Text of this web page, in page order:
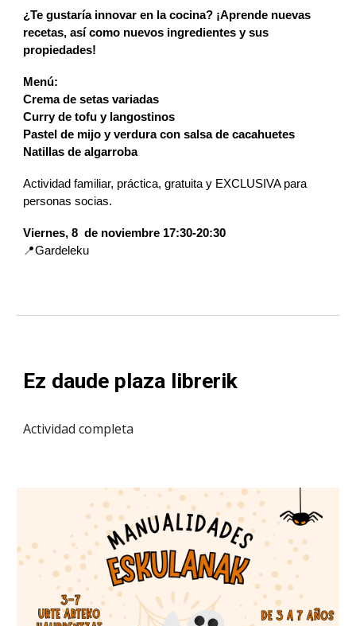
¿Te gustaría innovar en la cocina? ¡Aprende nuevas
recetas, así como nuevos ingredientes y sus
propiedades!
Menú:
Crema de setas variadas
Curry de tofu y langostinos
Pastel de mijo y verdura con salsa de cacahuetes
Natillas de algarroba
Actividad familiar, práctica, gratuita y EXCLUSIVA para
personas socias.
Viernes, 8 de noviembre 17:30-20:30
📍Gardeleku
Ez daude plaza librerik
Actividad completa